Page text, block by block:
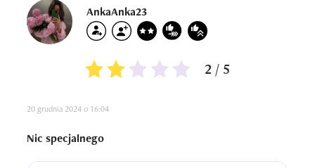
AnkaAnka23
2 / 5
20 grudnia 2024 o 16:04
Nic specjalnego